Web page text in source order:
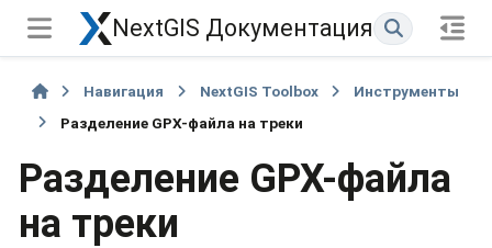
NextGIS Документация
Навигация NextGIS Toolbox
Инструменты
Разделение GPX-файла на треки
Разделение GPX-файла
на треки